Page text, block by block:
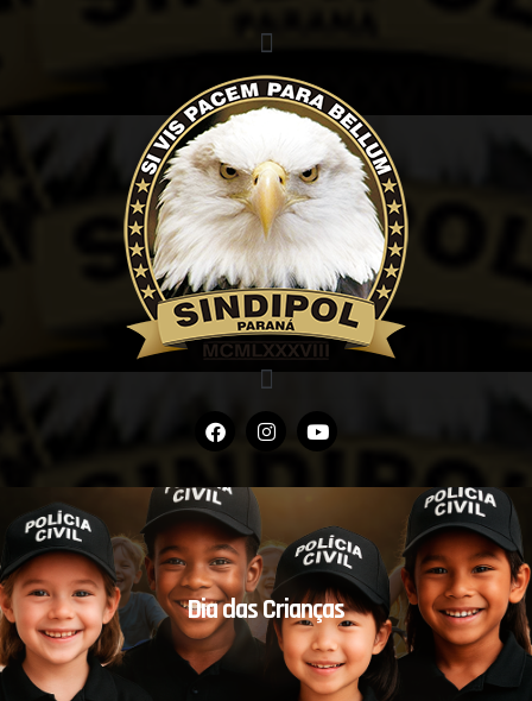
Dia das Crianças